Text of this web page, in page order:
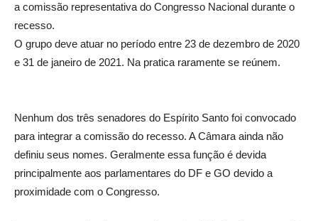
a comissão representativa do Congresso Nacional durante o
recesso.
O grupo deve atuar no período entre 23 de dezembro de 2020
e 31 de janeiro de 2021. Na pratica raramente se reúnem.
Nenhum dos três senadores do Espírito Santo foi convocado
para integrar a comissão do recesso. A Câmara ainda não
definiu seus nomes. Geralmente essa função é devida
principalmente aos parlamentares do DF e GO devido a
proximidade com o Congresso.